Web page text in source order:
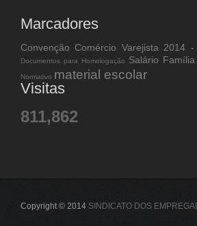
Marcadores
Convenção Comércio Varejista 2014 -
Documentos para Homologação Salário Família
Normativo material escolar
Visitas
811,862
Copyright © 2014 SINDICATO DOS